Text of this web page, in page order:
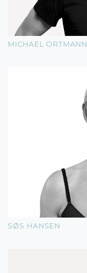
MICHAEL ORTMANN
SØS HANSEN